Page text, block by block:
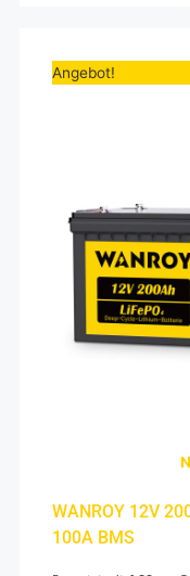
Angebot!
WANROY 12V
100A BMS
Preis
war: